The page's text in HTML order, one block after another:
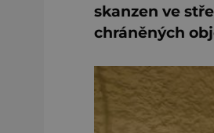
skanzen ve
chráněných